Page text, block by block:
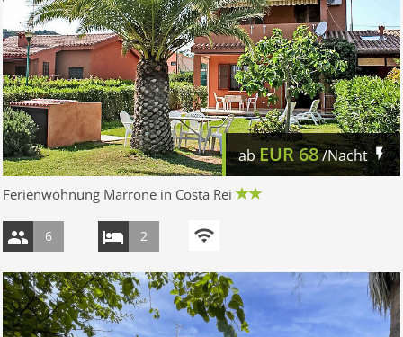
abEUR68/Nacht
Ferienwohnung Marrone in Costa Rei
6 2